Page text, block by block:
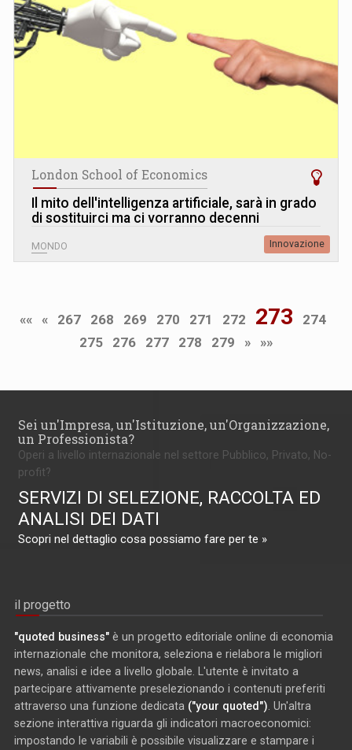
London School of Economics
Il mito dell'intelligenza artificiale, sarà in grado
di sostituirci ma ci vorranno decenni
MONDO Innovazione
«« « 267 268 269 270 271 272 273
274
275
276 277 278 279 » »»
Sei un'Impresa, un'Istituzione, un'Organizzazione,
un Professionista?
Operi a livello internazionale nel settore Pubblico, Privato, No-
profit?
SERVIZI DI SELEZIONE, RACCOLTA ED
ANALISI DEI DATI
Scopri nel dettaglio cosa possiamo fare per te »
il progetto
"quoted business" è un progetto editoriale online di economia
internazionale che monitora, seleziona e rielabora le migliori
news, analisi e idee a livello globale. L'utente è invitato a
partecipare attivamente preselezionando i contenuti preferiti
attraverso una funzione dedicata ("your quoted") . Un'altra
sezione interattiva riguarda gli indicatori macroeconomici:
impostando le variabili è possibile visualizzare e stampare i